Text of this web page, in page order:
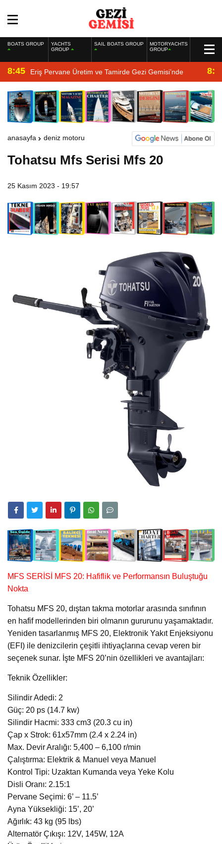
BOATS GROUP
YACHTS
GROUP
SAIL BOATS GROUP
MOTORYACHTS
GROUP
8:45 Eriş Pervane Üretim ve Tamirde Gezi Gemisi’nde
anasayfa deniz motoru
Tohatsu Mfs Serisi Mfs 20
25 Kasım 2023 - 19:57
MFS SERİSİ MFS 20: Hafiflik ve Performansın Buluştuğu
Nokta
Tohatsu MFS 20, dıştan takma motorlar arasında sınıfının
en hafif modellerinden biri olmanın gururunu yaşamaktadır.
Yeniden tasarlanmış MFS 20, Elektronik Yakıt Enjeksiyonu
(EFI) ile denizcilerin çeşitli ihtiyaçlarına cevap veren bir
seçenek sunar. İşte MFS 20’nin özellikleri ve avantajları:
Teknik Özellikler:
Silindir Adedi: 2
Güç: 20 ps (14.7 kw)
Silindir Hacmi: 333 cm3 (20.3 cu in)
Çap x Strok: 61x57mm (2.4 x 2.24 in)
Max. Devir Aralığı: 5,400 – 6,100 r/min
Çalıştırma: Elektrik & Manuel veya Manuel
Kontrol Tipi: Uzaktan Kumanda veya Yeke Kolu
Disli Oranı: 2.15:1
Pervane Seçimi: 6’ – 11.5’
Ayna Yüksekliği: 15’, 20’
Ağırlık: 43 kg (95 lbs)
Alternatör Çıkışı: 12V, 145W, 12A